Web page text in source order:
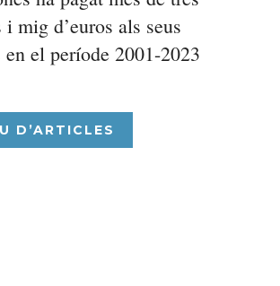
mig d’euros als seus
el període 2001-2023
D’ARTICLES